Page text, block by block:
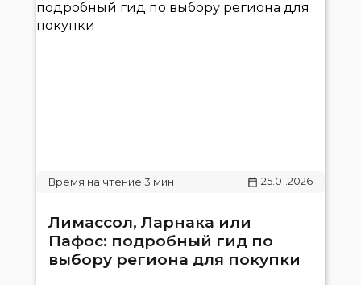
25.01.2026
Лимассол, Ларнака или
Пафос: подробный гид по
выбору региона для покупки